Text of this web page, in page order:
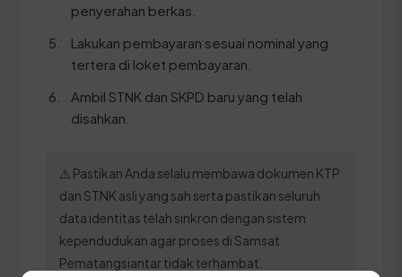
penyerahan berkas.
Lakukan pembayaran sesuai nominal yang
tertera di loket pembayaran.
Ambil STNK dan SKPD baru yang telah
disahkan.
⚠️ Pastikan Anda selalu membawa dokumen KTP
dan STNK asli yang sah serta pastikan seluruh
data identitas telah sinkron dengan sistem
kependudukan agar proses di Samsat
Pematangsiantar tidak terhambat.